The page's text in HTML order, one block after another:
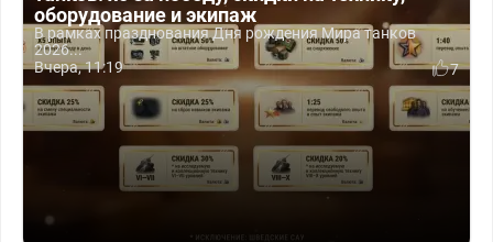
оборудование и экипаж
В рамках празднования Дня рождения Мира танков
2026...
Вчера, 11:19
7